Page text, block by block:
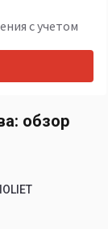
с учетом
обзор